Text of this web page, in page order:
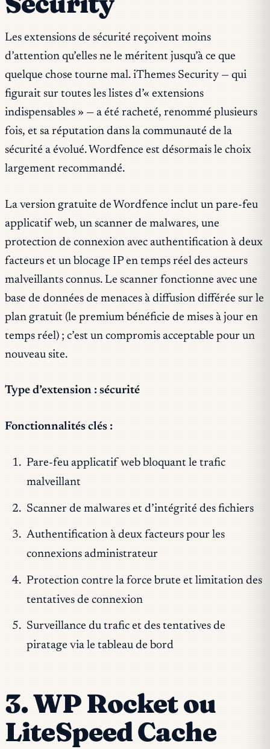
Les extensions de sécurité reçoivent moins
d’attention qu’elles ne le méritent jusqu’à ce que
quelque chose tourne mal. iThemes Security — qui
figurait sur toutes les listes d’« extensions
indispensables » — a été racheté, renommé plusieurs
fois, et sa réputation dans la communauté de la
sécurité a évolué. Wordfence est désormais le choix
largement recommandé.
La version gratuite de Wordfence inclut un pare-feu
applicatif web, un scanner de malwares, une
protection de connexion avec authentification à deux
facteurs et un blocage IP en temps réel des acteurs
malveillants connus. Le scanner fonctionne avec une
base de données de menaces à diffusion différée sur le
plan gratuit (le premium bénéficie de mises à jour en
temps réel) ; c’est un compromis acceptable pour un
nouveau site.
Type d’extension : sécurité
Fonctionnalités clés :
Pare-feu applicatif web bloquant le trafic
malveillant
Scanner de malwares et d’intégrité des fichiers
Authentification à deux facteurs pour les
connexions administrateur
Protection contre la force brute et limitation des
tentatives de connexion
Surveillance du trafic et des tentatives de
piratage via le tableau de bord
3. WP Rocket ou
LiteSpeed Cache